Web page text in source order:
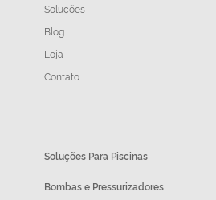
Soluções
Blog
Loja
Contato
Soluções Para Piscinas
Bombas e Pressurizadores